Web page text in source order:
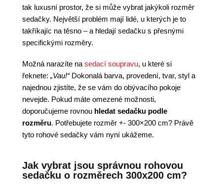
tak luxusní prostor, že si může vybrat jakýkoli rozměr
sedačky. Největší problém mají lidé, u kterých je to
takříkajíc na těsno – a hledají sedačku s přesnými
specifickými rozměry.
Možná narazíte nasedací soupravu, u které si
řeknete: „Vau!“Dokonalá barva, provedení, tvar, styl a
najednou zjistíte, že se vám do obývacího pokoje
nevejde. Pokud máte omezené možnosti,
doporučujeme rovnou hledat sedačku podle
rozměru. Potřebujete rozměr +- 300×200 cm? Právě
tyto rohové sedačky vám nyní ukážeme.
Jak vybrat jsou správnou rohovou
sedačku o rozměrech 300x200 cm?